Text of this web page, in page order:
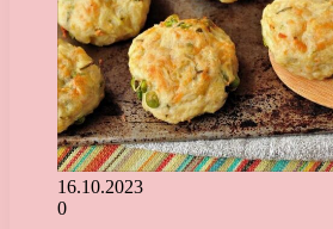
16.10.2023
0